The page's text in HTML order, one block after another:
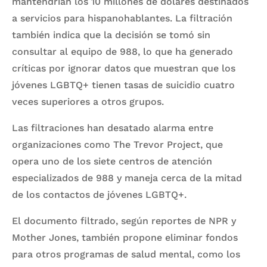
a servicios para hispanohablantes. La filtración
también indica que la decisión se tomó sin
consultar al equipo de 988, lo que ha generado
críticas por ignorar datos que muestran que los
jóvenes LGBTQ+ tienen tasas de suicidio cuatro
veces superiores a otros grupos.
Las filtraciones han desatado alarma entre
organizaciones como The Trevor Project, que
opera uno de los siete centros de atención
especializados de 988 y maneja cerca de la mitad
de los contactos de jóvenes LGBTQ+.
El documento filtrado, según reportes de NPR y
Mother Jones, también propone eliminar fondos
para otros programas de salud mental, como los